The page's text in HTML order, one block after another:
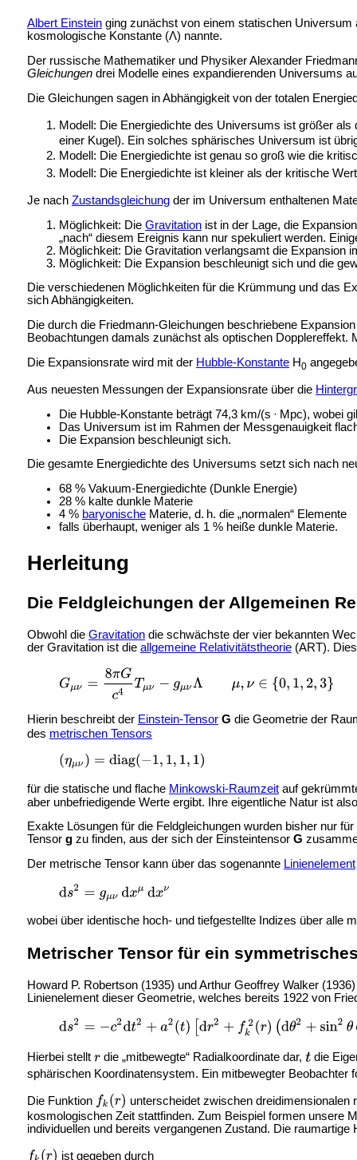
Albert Einsteinging zunächst von einem statischen Universum
kosmologische Konstante (Λ) nannte.
Der russische Mathematiker und PhysikerAlexander
Gleichungendrei Modelle eines expandierenden Universums
Die Gleichungen sagen in Abhängigkeit von der totalen
Modell: Die Energiedichte des Universums ist größer
einer Kugel). Ein solches sphärisches Universum ist
Modell: Die Energiedichte ist genau so groß wie die
Modell: Die Energiedichte ist kleiner als der kritische
Je nach Zustandsgleichungder im Universum enthaltenen
Möglichkeit: Die Gravitationist in der Lage, die
„nach“ diesem Ereignis kann nur spekuliert werden.
Möglichkeit: Die Gravitation verlangsamt die Expansion
Möglichkeit: Die Expansion beschleunigt sich und die
Die verschiedenen Möglichkeiten für die Krümmung und das
sich Abhängigkeiten.
Die durch die Friedmann-Gleichungen beschriebene
Beobachtungen damals zunächst als optischen
Die Expansionsrate wird mit der Hubble-KonstanteH0
Aus neuesten Messungen der Expansionsrate über die
Die Hubble-Konstante beträgt 74,3 km/(s · Mpc), wobei
Das Universum ist im Rahmen der Messgenauigkeit
Die Expansion beschleunigt sich.
Die gesamte Energiedichte des Universums setzt sich nach
68 % Vakuum-Energiedichte (Dunkle Energie)
28 % kalte dunkle Materie
4 % baryonischeMaterie, d. h. die „normalen“ Elemente
falls überhaupt, weniger als 1 % heiße dunkle Materie.
Herleitung
Die Feldgleichungen der Allgemeinen
Obwohl die Gravitationdie schwächste der vier bekannten
der Gravitation ist die allgemeine Relativitätstheorie(ART).
Hierin beschreibt der Einstein-Tensor G die Geometrie der
des metrischen Tensors
für die statische und flache Minkowski-Raumzeitauf
aber unbefriedigende Werte ergibt. Ihre eigentliche Natur ist
Exakte Lösungen für die Feldgleichungen wurden bisher nur
Tensor gzu finden, aus der sich der Einsteintensor G
Der metrische Tensor kann über das sogenannte Linienelement
wobei über identische hoch- und tiefgestellte Indizes über
Metrischer Tensor für ein
Howard P. Robertson (1935) und Arthur Geoffrey Walker
Linienelement dieser Geometrie, welches bereits 1922 von
Hierbei stellt die „mitbewegte“ Radialkoordinate dar, die
sphärischen Koordinatensystem. Ein mitbewegter Beobachter
Die Funktion
unterscheidet zwischen
kosmologischen Zeit stattfinden. Zum Beispiel formen unsere
individuellen und bereits vergangenen Zustand. Die
ist gegeben durch